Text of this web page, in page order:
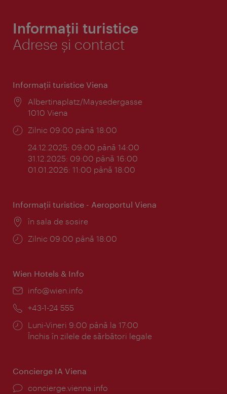
Informații turistice
Adrese și contact
Informaţii turistice Viena
Locul:
Albertinaplatz/Maysedergasse
1010 Viena
Program:
Zilnic 09:00 până 18:00
24.12.2025: 09:00 până 14:00
31.12.2025: 09:00 până 16:00
01.01.2026: 11:00 până 18:00
Informaţii turistice - Aeroportul Viena
Locul:
în sala de sosire
Program:
Zilnic 09:00 până 18:00
Wien Hotels & Info
E-
info@wien.info
Telefon:
+43-1-24 555
Program:
Luni-Vineri 9:00 până la 17:00
Închis în zilele de sărbători legale
Concierge IA Viena
concierge.vienna.info